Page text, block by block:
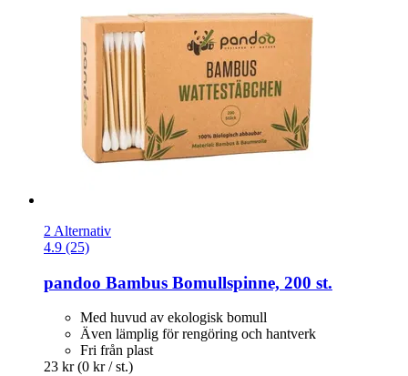
2 Alternativ
4.9 (25)
pandoo Bambus Bomullspinne, 200 st.
Med huvud av ekologisk bomull
Även lämplig för rengöring och hantverk
Fri från plast
23 kr (0 kr / st.)